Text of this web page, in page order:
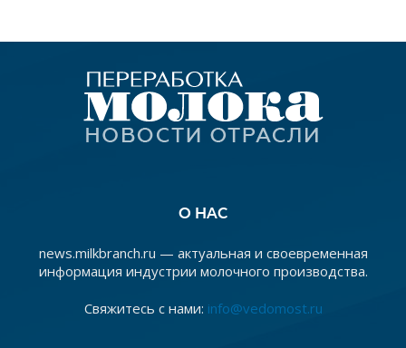
О НАС
news.milkbranch.ru — актуальная и своевременная
информация индустрии молочного производства.
Свяжитесь с нами: info@vedomost.ru